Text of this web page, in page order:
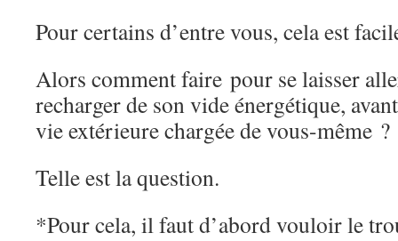
Pour certains d’entre vous, cela est
Alors comment faire pour se laisser
recharger de son vide énergétique,
vie extérieure chargée de vous-même ?
Telle est la question.
*Pour cela, il faut d’abord vouloir le